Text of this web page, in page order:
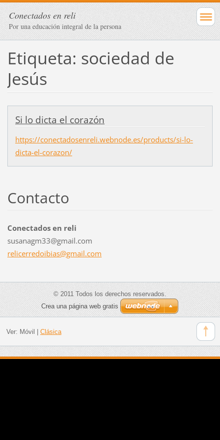
Conectados en reli
Por una educación integral de la persona
Etiqueta: sociedad de
Jesús
Si lo dicta el corazón
https://conectadosenreli.webnode.es/products/si-lo-
dicta-el-corazon/
Contacto
Conectados en reli
susanagm33@gmail.com
relicerredoibias@gmail.com
© 2011 Todos los derechos reservados.
Crea una página web gratis
Ver: Móvil Clásica